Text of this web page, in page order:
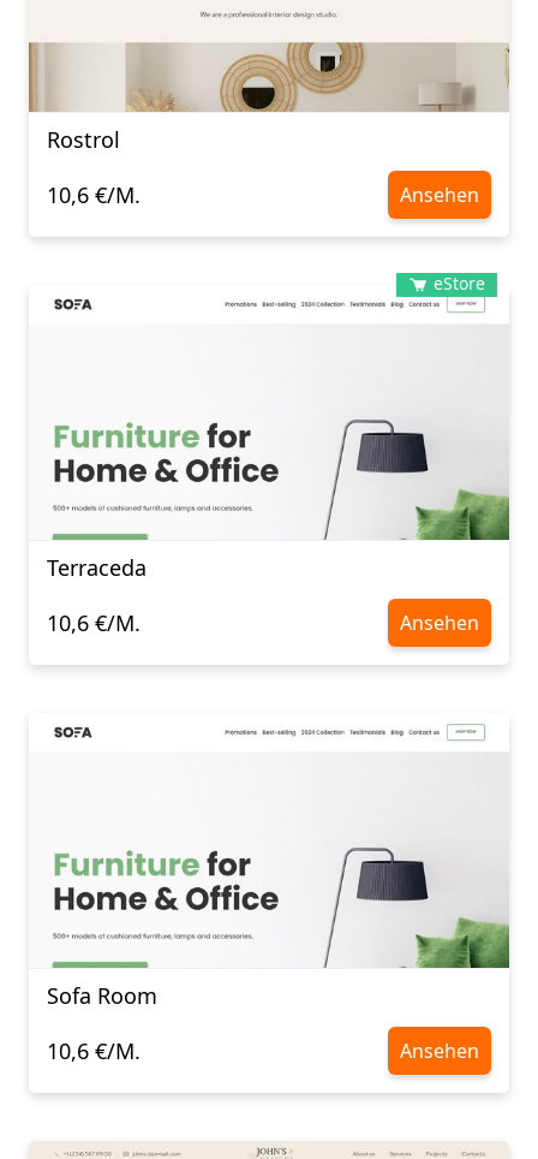
Rostrol
10,6 €/M.
Ansehen
eStore
Terraceda
10,6 €/M.
Ansehen
Sofa Room
10,6 €/M.
Ansehen